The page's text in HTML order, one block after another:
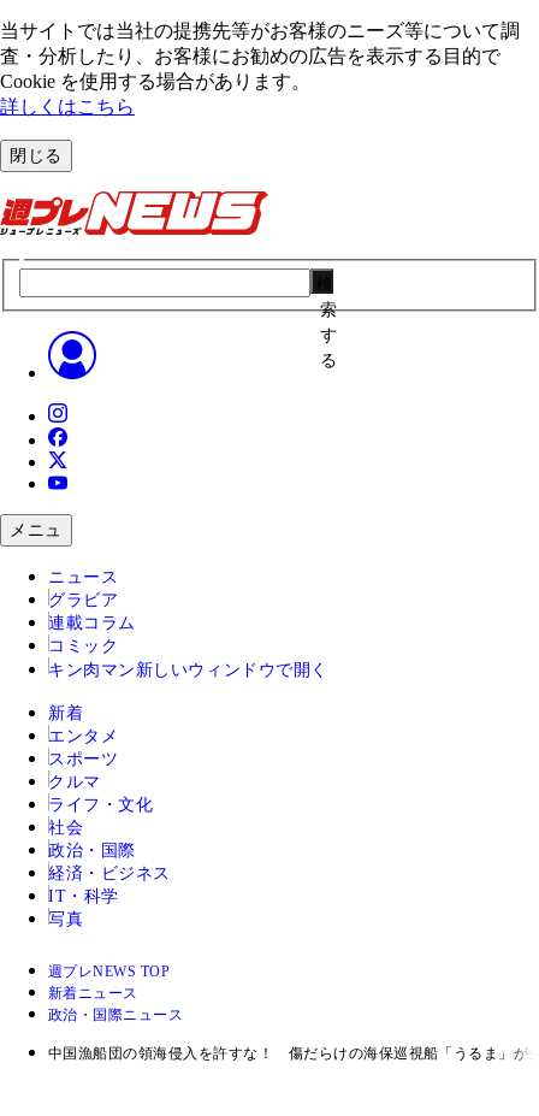
当サイトでは当社の提携先等がお客様のニーズ等について調
査・分析したり、お客様にお勧めの広告を表⽰する⽬的で
Cookie を使⽤する場合があります。
詳しくはこちら
閉じる
索
す
る
メニュ
ニュース
グラビア
連載コラム
コミック
キン肉マン 新しいウィンドウで開く
新着
エンタメ
スポーツ
クルマ
ライフ・文化
社会
政治・国際
経済・ビジネス
IT・科学
写真
週プレNEWS TOP
新着ニュース
政治・国際ニュース
中国漁船団の領海侵入を許すな！ 傷だらけの海保巡視船「うるま」が